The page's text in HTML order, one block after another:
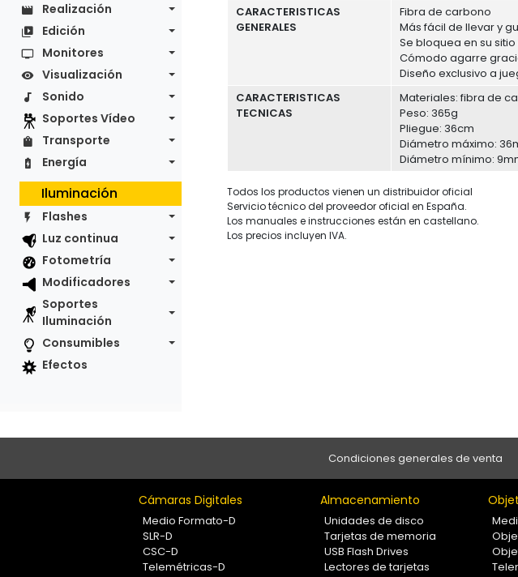
Realización
Edición
Monitores
Visualización
Sonido
Soportes Vídeo
Transporte
Energía
Iluminación
Flashes
Luz continua
Fotometría
Modificadores
Soportes
Iluminación
Consumibles
Efectos
CARACTERISTICAS
GENERALES
Fibra de carbono
Más fácil de llevar y
Se bloquea en su
Cómodo agarre
Diseño exclusivo a
CARACTERISTICAS
TECNICAS
Materiales: fibra de
Peso: 365g
Pliegue: 36cm
Diámetro máximo:
Diámetro mínimo:
Todos los productos vienen un distribuidor oficial
Servicio técnico del proveedor oficial en España.
Los manuales e instrucciones están en castellano.
Los precios incluyen IVA.
Condiciones generales de venta
Cámaras Digitales
Medio Formato-D
SLR-D
CSC-D
Telemétricas-D
Almacenamiento
Unidades de disco
Tarjetas de memoria
USB Flash Drives
Lectores de tarjetas